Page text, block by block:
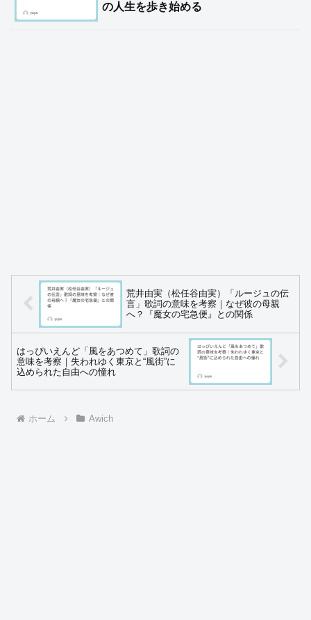
の人生を歩き始める
荒井由実（松任谷由実）「ルージュの伝
言」歌詞の意味を考察｜なぜ彼の母親
へ？『魔女の宅急便』との関係
はっぴいえんど「風をあつめて」歌詞の
意味を考察｜失われゆく東京と“風街”に
込められた自由への憧れ
ホーム Awich